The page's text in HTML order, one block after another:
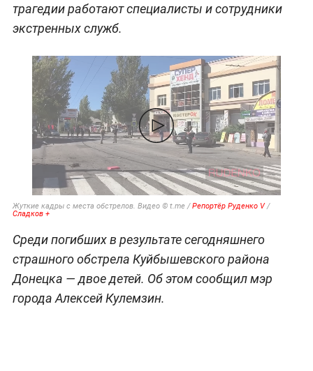
трагедии работают специалисты и сотрудники
экстренных служб.
Жуткие кадры с места обстрелов. Видео © t.me /Репортёр Руденко V/
Сладков +
Среди погибших в результате сегодняшнего
страшного обстрела Куйбышевского района
Донецка — двое детей. Об этом сообщил мэр
города Алексей Кулемзин.